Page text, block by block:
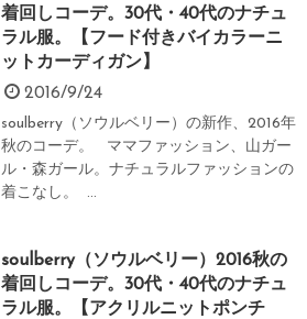
着回しコーデ。30代・40代のナチュ
ラル服。【フード付きバイカラーニ
ットカーディガン】
2016/9/24
soulberry（ソウルベリー）の新作、2016年
秋のコーデ。 ママファッション、山ガー
ル・森ガール。ナチュラルファッションの
着こなし。 ...
soulberry（ソウルベリー）2016秋の
着回しコーデ。30代・40代のナチュ
ラル服。【アクリルニットポンチ